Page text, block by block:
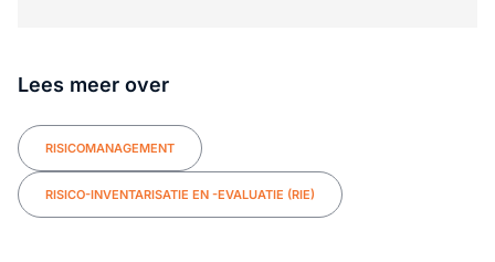
Lees meer over
RISICOMANAGEMENT
RISICO-INVENTARISATIE EN -EVALUATIE (RIE)